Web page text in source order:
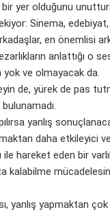
bir yer olduğunu
Sinema,
en önemlisi
anlattığı o
ve olmayacak da.
de, yürek de pas
yanlış
daha etkileyici ve
hareket eden bir
kalabilme
yanlış yapmaktan çok